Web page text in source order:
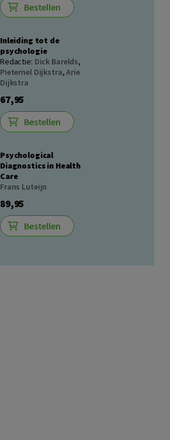
Bestellen
Inleiding tot de
psychologie
Redactie: Dick Barelds,
Pieternel Dijkstra,Arie
Dijkstra
67,95
Bestellen
Psychological
Diagnostics in Health
Care
Frans Luteijn
89,95
Bestellen